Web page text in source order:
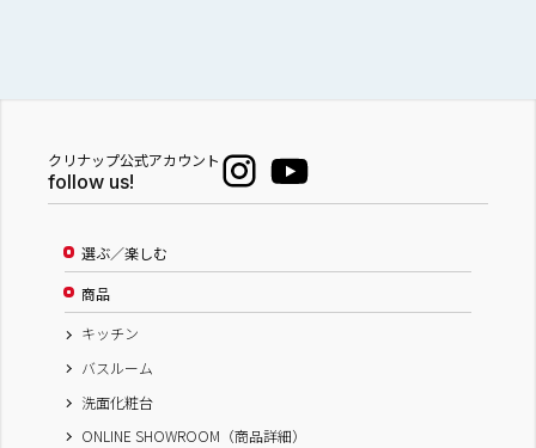
クリナップ公式アカウント
follow us!
選ぶ／楽しむ
商品
キッチン
バスルーム
洗面化粧台
ONLINE SHOWROOM（商品詳細）